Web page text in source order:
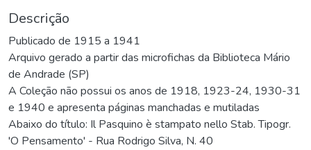
Descrição
Publicado de 1915 a 1941
Arquivo gerado a partir das microfichas da Biblioteca Mário
de Andrade (SP)
A Coleção não possui os anos de 1918, 1923-24, 1930-31
e 1940 e apresenta páginas manchadas e mutiladas
Abaixo do título: Il Pasquino è stampato nello Stab. Tipogr.
'O Pensamento' - Rua Rodrigo Silva, N. 40